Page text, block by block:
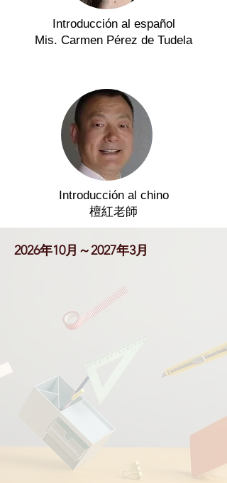
Introducción al español
Mis. Carmen Pérez de Tudela
Introducción al chino
檀紅老師
2026年10月～2027年3月